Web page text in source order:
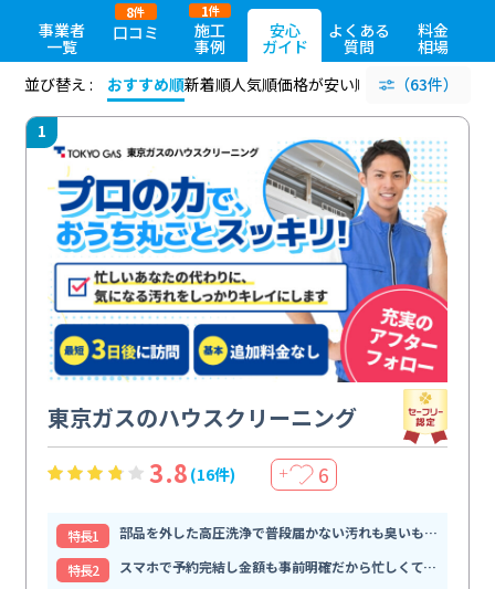
事業者
一覧
口コミ
8件
施工
事例
1件
安心
ガイド
よくある
質問
料金
相場
並び替え :
おすすめ順新着順人気順価格が安い順 評価が高い順
（63件）
1
東京ガスのハウスクリーニング
3.8 (16件) ＋ 6
特⻑1
部品を外した高圧洗浄で普段届かない汚れも臭いもすっきり解消
特⻑2
スマホで予約完結し金額も事前明確だから忙しくても頼みやすい